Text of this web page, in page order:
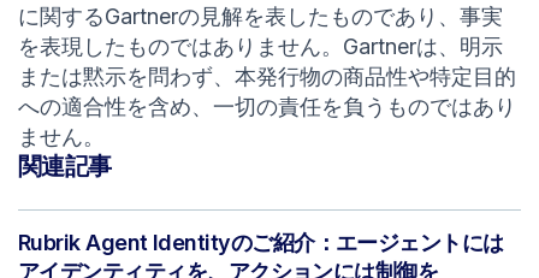
に関するGartnerの見解を表したものであり、事実
を表現したものではありません。Gartnerは、明示
または黙示を問わず、本発行物の商品性や特定目的
への適合性を含め、一切の責任を負うものではあり
ません。​
関連記事
Rubrik Agent Identityのご紹介：エージェントには
アイデンティティを、アクションには制御を